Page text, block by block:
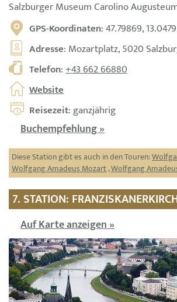
Salzburger Museum Carolino
GPS-Koordinaten: 47.79869,
Adresse: Mozartplatz, 5020
Telefon:+43 662 66880
Website
Reisezeit: ganzjährig
Buchempfehlung »
Diese Station gibt es auch in den Touren:
Wolfgang Amadeus Mozart,Wolfgang
7. STATION:
Auf Karte anzeigen »